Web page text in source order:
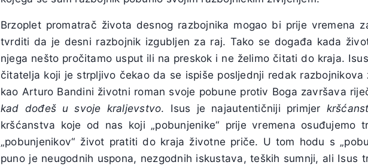
Brzoplet promatrač života desnog razbojnika mogao bi prije vremena
tvrditi da je desni razbojnik izgubljen za raj. Tako se događa kada
njega nešto pročitamo usput ili na preskok i ne želimo čitati do kraja.
čitatelja koji je strpljivo čekao da se ispiše posljednji redak razbojnikova
kao Arturo Bandini životni roman svoje pobune protiv Boga završava
kad dođeš u svoje kraljevstvo. Isus je najautentičniji primjer
kršćanstva koje od nas koji „pobunjenike“ prije vremena osuđujemo
„pobunjenikov“ život pratiti do kraja životne priče. U tom hodu s
puno je neugodnih uspona, nezgodnih iskustava, teških sumnji, ali Isus